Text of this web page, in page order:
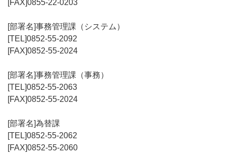
0855-22-0203
事務管理課（システム）
0852-55-2092
0852-55-2024
事務管理課（事務）
0852-55-2063
0852-55-2024
為替課
0852-55-2062
0852-55-2060